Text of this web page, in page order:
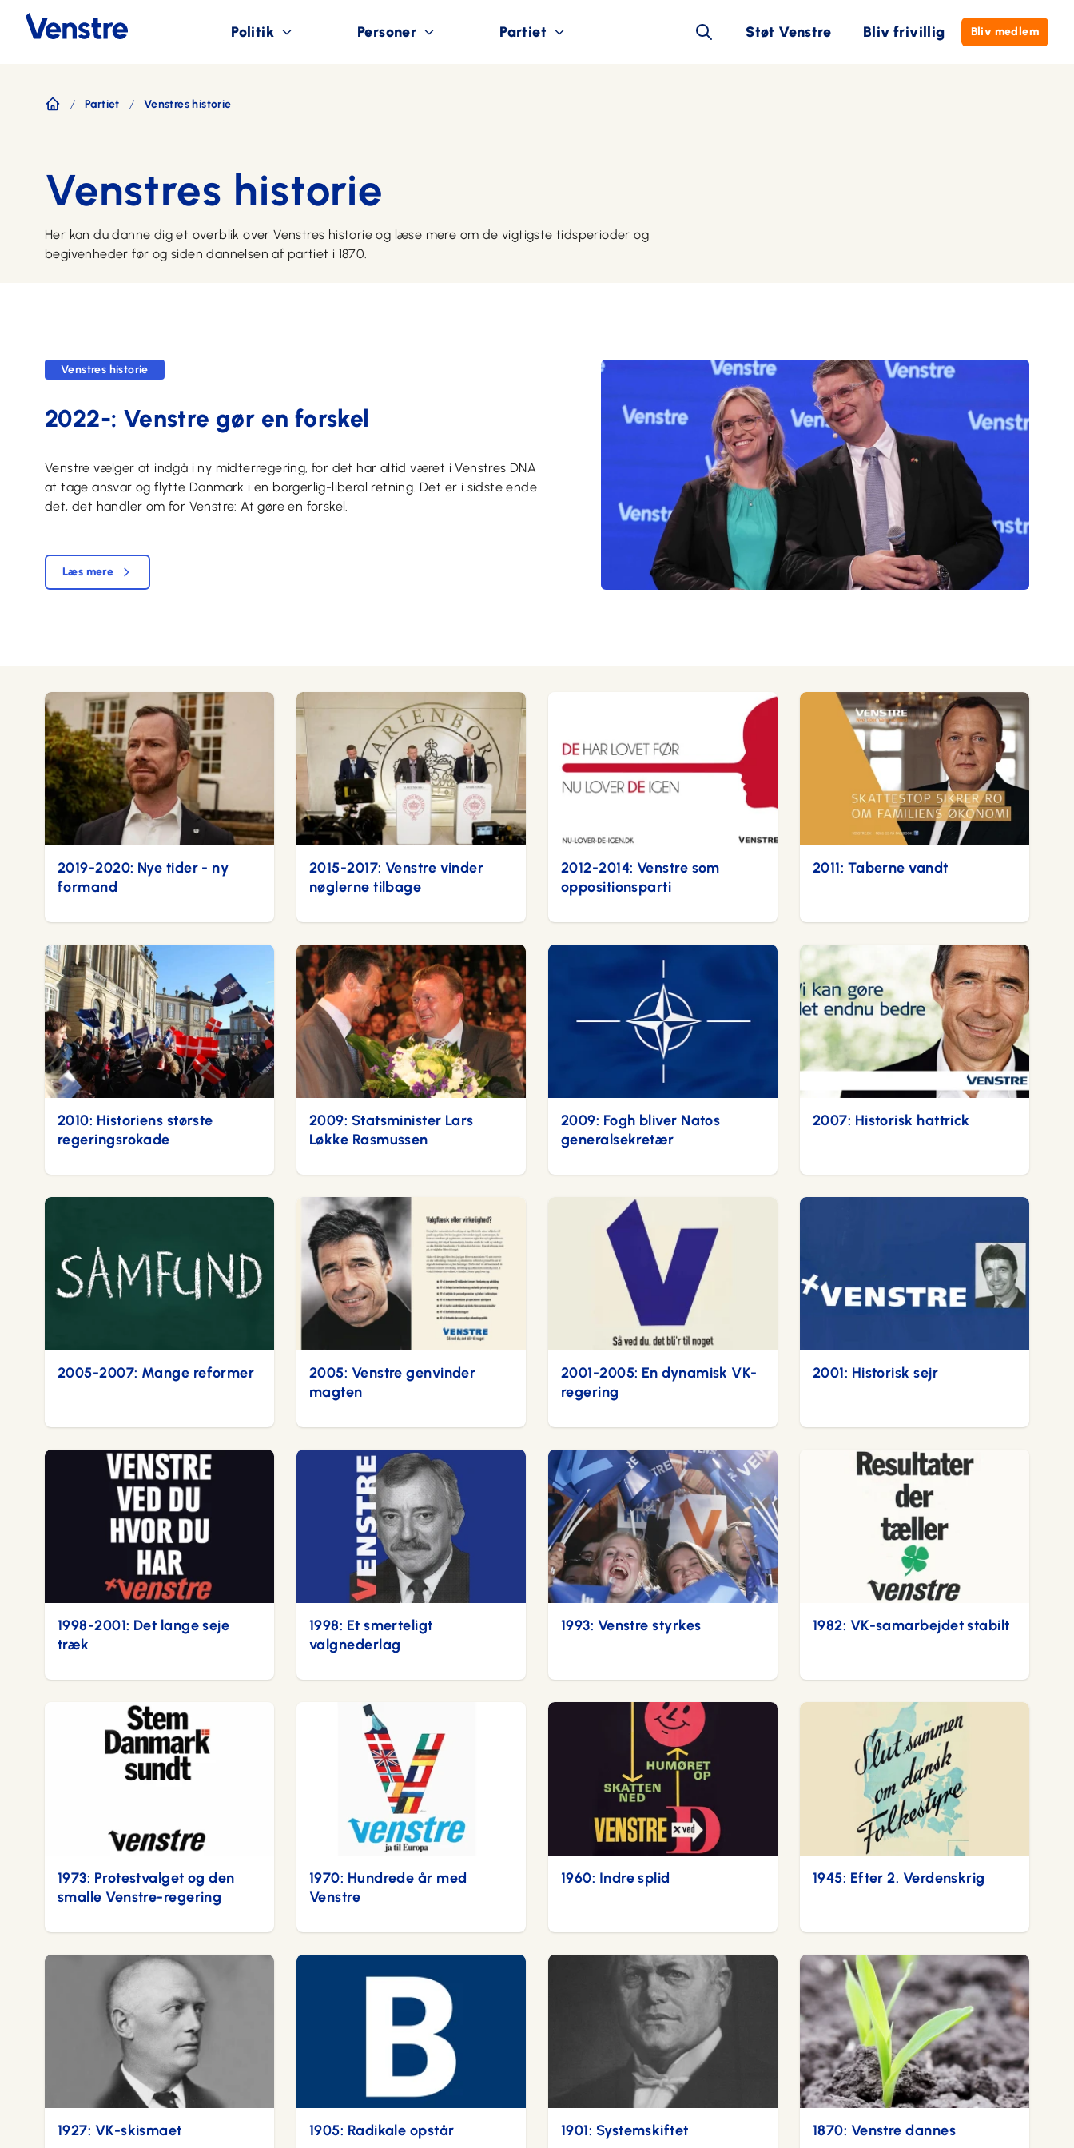
Politik Personer Partiet Støt Venstre Bliv frivillig Bliv medlem
Partiet Venstres historie
Venstres historie
Her kan du danne dig et overblik over Venstres historie og læse mere om de vigtigste tidsperioder og
begivenheder før og siden dannelsen af partiet i 1870.
Venstres historie
2022-: Venstre gør en forskel
Venstre vælger at indgå i ny midterregering, for det har altid været i Venstres DNA
at tage ansvar og flytte Danmark i en borgerlig-liberal retning. Det er i sidste ende
det, det handler om for Venstre: At gøre en forskel.
Læs mere
2019-2020: Nye tider - ny
formand
2015-2017: Venstre vinder
nøglerne tilbage
2012-2014: Venstre som
oppositionsparti
2011: Taberne vandt
2010: Historiens største
regeringsrokade
2009: Statsminister Lars
Løkke Rasmussen
2009: Fogh bliver Natos
generalsekretær
2007: Historisk hattrick
2005-2007: Mange reformer
2005: Venstre genvinder
magten
2001-2005: En dynamisk VK-
regering
2001: Historisk sejr
1998-2001: Det lange seje
træk
1998: Et smerteligt
valgnederlag
1993: Venstre styrkes 1982: VK-samarbejdet stabilt
1973: Protestvalget og den
smalle Venstre-regering
1970: Hundrede år med
Venstre
1960: Indre splid 1945: Efter 2. Verdenskrig
1927: VK-skismaet 1905: Radikale opstår 1901: Systemskiftet 1870: Venstre dannes